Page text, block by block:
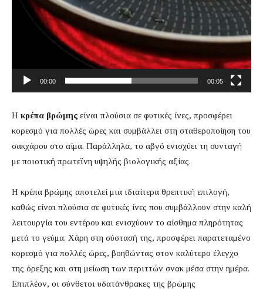
ο
00:00 00:05
Η κρέπα βρώμης είναι πλούσια σε φυτικές ίνες, προσφέρει
κορεσμό για πολλές ώρες και συμβάλλει στη σταθεροποίηση του
σακχάρου στο αίμα. Παράλληλα, το αβγό ενισχύει τη συνταγή
με ποιοτική πρωτεΐνη υψηλής βιολογικής αξίας.
Η κρέπα βρώμης αποτελεί μια ιδιαίτερα θρεπτική επιλογή,
καθώς είναι πλούσια σε φυτικές ίνες που συμβάλλουν στην καλή
λειτουργία του εντέρου και ενισχύουν το αίσθημα πληρότητας
μετά το γεύμα. Χάρη στη σύστασή της, προσφέρει παρατεταμένο
κορεσμό για πολλές ώρες, βοηθώντας στον καλύτερο έλεγχο
της όρεξης και στη μείωση των περιττών σνακ μέσα στην ημέρα.
Επιπλέον, οι σύνθετοι υδατάνθρακες της βρώμης